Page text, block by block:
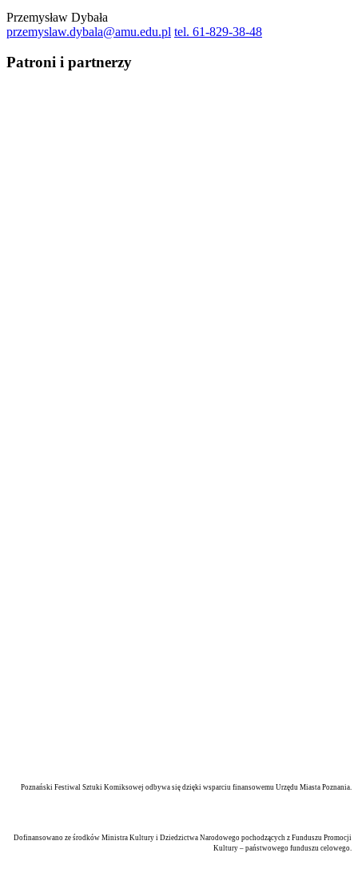
Przemysław Dybała
przemyslaw.dybala@amu.edu.pl tel. 61-829-38-48
Patroni i partnerzy
Poznański Festiwal Sztuki Komiksowej odbywa się dzięki wsparciu finansowemu Urzędu Miasta Poznania.
Dofinansowano ze środków Ministra Kultury i Dziedzictwa Narodowego pochodzących z Funduszu Promocji
Kultury – państwowego funduszu celowego.